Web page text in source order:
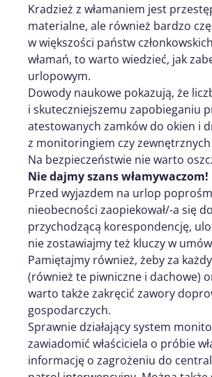
Kradzież z włamaniem jest
materialne, ale również bardzo
w większości państw
włamań, to warto wiedzieć, jak
urlopowym.
Dowody naukowe pokazują, że
i skuteczniejszemu zapobieganiu
atestowanych zamków do okien i
z monitoringiem czy
Na bezpieczeństwie nie warto
Nie dajmy szans włamywaczom!
Przed wyjazdem na urlop
nieobecności zaopiekował/-a się
przychodzącą korespondencję,
nie zostawiajmy też kluczy w
Pamiętajmy również, żeby za
(również te piwniczne i dachowe)
warto także zakręcić zawory
gospodarczych.
Sprawnie działający system
zawiadomić właściciela o próbie
informację o zagrożeniu do